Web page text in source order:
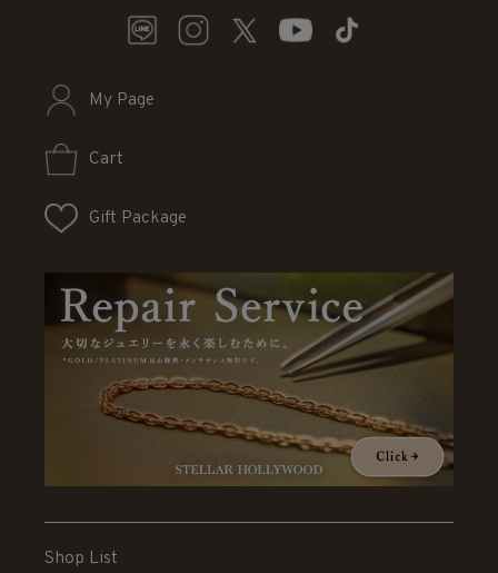
My Page
Cart
Gift Package
Shop List